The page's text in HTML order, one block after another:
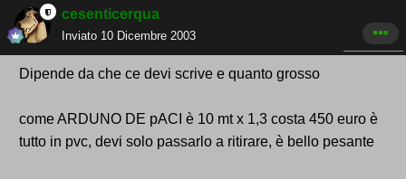
cesenticerqua
Inviato 10 Dicembre 2003
Dipende da che ce devi scrive e quanto grosso
come ARDUNO DE pACI è 10 mt x 1,3 costa 450 euro è
tutto in pvc, devi solo passarlo a ritirare, è bello pesante